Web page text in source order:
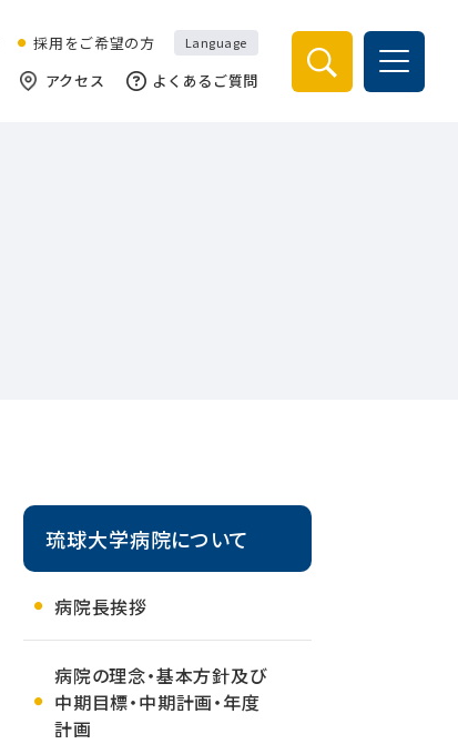
採用をご希望の方 Language
アクセス よくあるご質問
琉球大学病院について
病院長挨拶
病院の理念・基本方針及び
中期目標・中期計画・年度
計画